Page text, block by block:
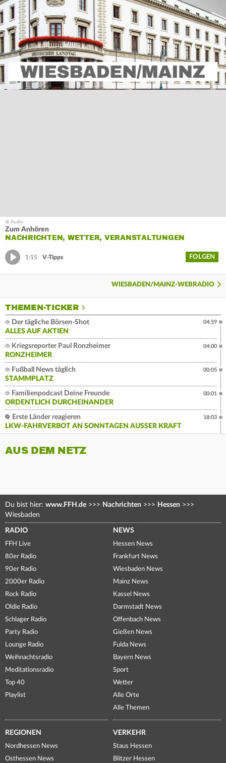
Zum Anhören
NACHRICHTEN, WETTER, VERANSTALTUNGEN
1:15 V-Tipps FOLGEN
WIESBADEN/MAINZ-WEBRADIO
THEMEN-TICKER
Der tägliche Börsen-Shot
ALLES AUF AKTIEN
04:59
Kriegsreporter Paul Ronzheimer
RONZHEIMER
04:00
Fußball News täglich
STAMMPLATZ
00:05
Familienpodcast Deine Freunde
ORDENTLICH DURCHEINANDER
00:01
Erste Länder reagieren
LKW-FAHRVERBOT AN SONNTAGEN AUSSER KRAFT
18:03
AUS DEM NETZ
Du bist hier: www.FFH.de >>> Nachrichten >>> Hessen >>>
Wiesbaden
RADIO
FFH Live
80er Radio
90er Radio
2000er Radio
Rock Radio
Oldie Radio
Schlager Radio
Party Radio
Lounge Radio
Weihnachtsradio
Meditationsradio
Top 40
Playlist
NEWS
Hessen News
Frankfurt News
Wiesbaden News
Mainz News
Kassel News
Darmstadt News
Offenbach News
Gießen News
Fulda News
Bayern News
Sport
Wetter
Alle Orte
Alle Themen
REGIONEN
Nordhessen News
Osthessen News
VERKEHR
Staus Hessen
Blitzer Hessen